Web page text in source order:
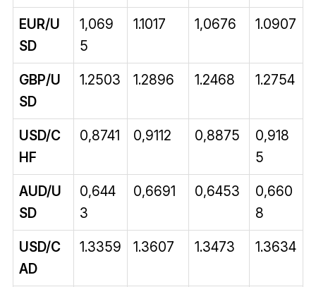
EUR/U
SD
1,069
5
1.1017 1,0676 1.0907
GBP/U
SD
1.2503 1.2896 1.2468 1.2754
USD/C
HF
0,8741 0,9112 0,8875
0,918
5
AUD/U
SD
0,644
3
0,6691 0,6453
0,660
8
USD/C
AD
1.3359 1.3607 1.3473 1.3634